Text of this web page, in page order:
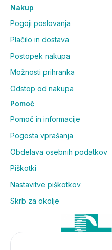
Nakup
Pogoji poslovanja
Plačilo in dostava
Postopek nakupa
Možnosti prihranka
Odstop od nakupa
Pomoč
Pomoč in informacije
Pogosta vprašanja
Obdelava osebnih podatkov
Piškotki
Nastavitve piškotkov
Skrb za okolje